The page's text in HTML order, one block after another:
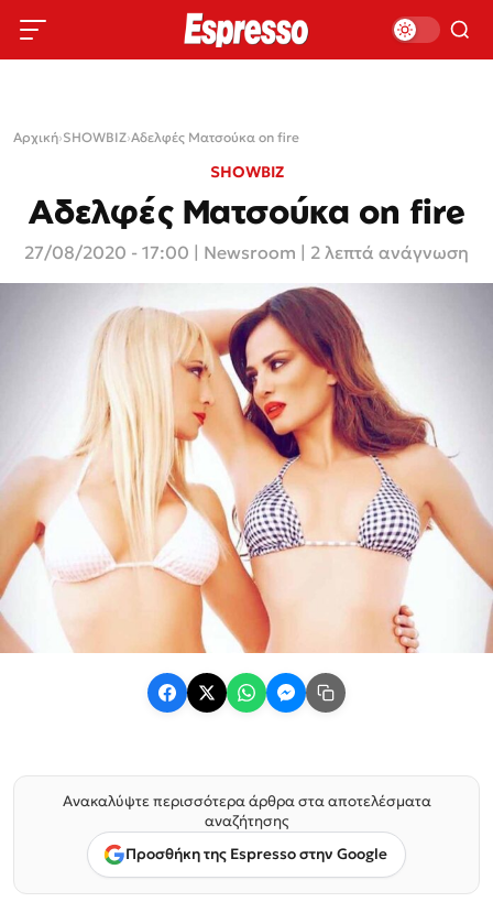
Αρχική›SHOWBIZ›Αδελφές Ματσούκα on fire
SHOWBIZ
Αδελφές Ματσούκα on fire
27/08/2020 - 17:00 Newsroom | 2 λεπτά ανάγνωση
Ανακαλύψτε περισσότερα άρθρα στα αποτελέσματα
αναζήτησης
Προσθήκη της Espresso στην Google